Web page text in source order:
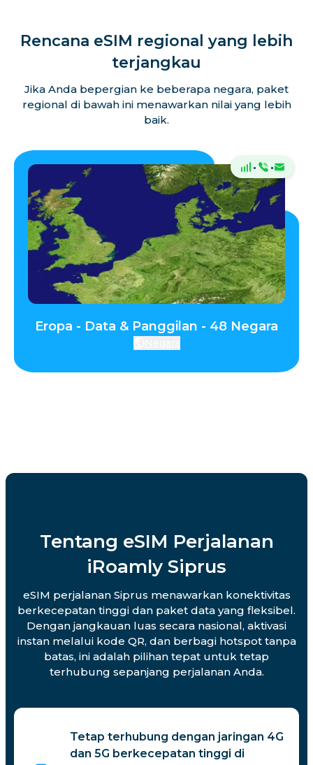
Rencana eSIM regional yang lebih
terjangkau
Jika Anda bepergian ke beberapa negara, paket
regional di bawah ini menawarkan nilai yang lebih
baik.
· ·
Eropa - Data & Panggilan - 48 Negara
Tentang eSIM Perjalanan
iRoamly Siprus
eSIM perjalanan Siprus menawarkan konektivitas
berkecepatan tinggi dan paket data yang fleksibel.
Dengan jangkauan luas secara nasional, aktivasi
instan melalui kode QR, dan berbagi hotspot tanpa
batas, ini adalah pilihan tepat untuk tetap
terhubung sepanjang perjalanan Anda.
Tetap terhubung dengan jaringan 4G
dan 5G berkecepatan tinggi di